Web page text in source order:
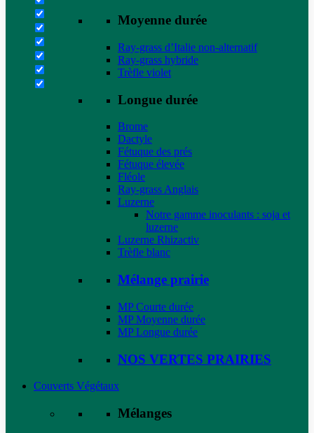
Moyenne durée
Ray-grass d’Italie non-alternatif
Ray-grass hybride
Trèfle violet
Longue durée
Brome
Dactyle
Fétuque des prés
Fétuque élevée
Fléole
Ray-grass Anglais
Luzerne
Notre gamme inoculants : soja et
luzerne
Luzerne Rhizactiv
Trèfle blanc
Mélange prairie
MP Courte durée
MP Moyenne durée
MP Longue durée
NOS VERTES PRAIRIES
Couverts Végétaux
Mélanges